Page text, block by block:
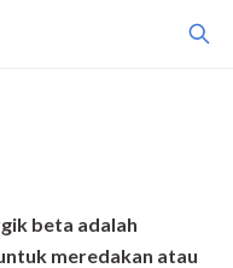
beta adalah
meredakan atau